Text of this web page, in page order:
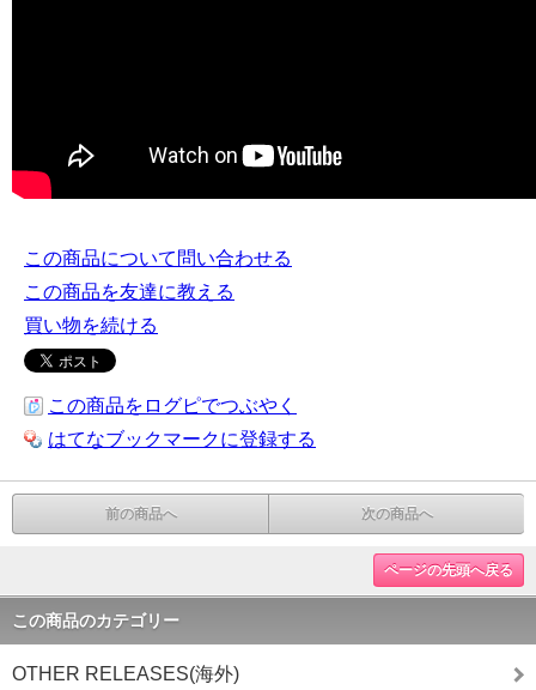
この商品について問い合わせる
この商品を友達に教える
買い物を続ける
この商品をログピでつぶやく
はてなブックマークに登録する
前の商品へ 次の商品へ
ページの先頭へ戻る
この商品のカテゴリー
OTHER RELEASES(海外)